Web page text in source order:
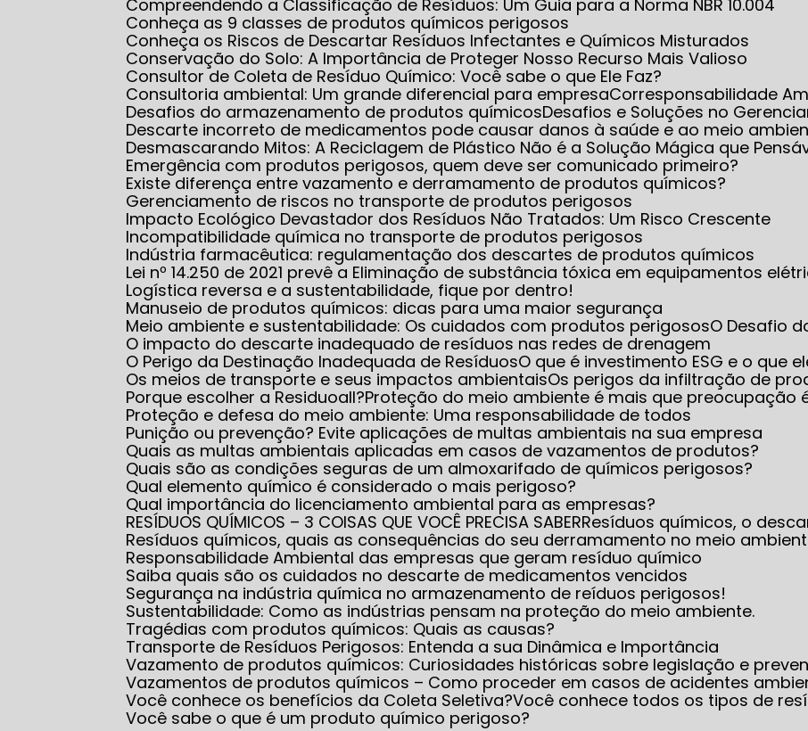
Compreendendo a Classificação de Resíduos: Um Guia para a Norma NBR 10.004
Conheça as 9 classes de produtos químicos perigosos
Conheça os Riscos de Descartar Resíduos Infectantes e Químicos Misturados
Conservação do Solo: A Importância de Proteger Nosso Recurso Mais Valioso
Consultor de Coleta de Resíduo Químico: Você sabe o que Ele Faz?
Consultoria ambiental: Um grande diferencial para empresa
Corresponsabilidade
Desafios do armazenamento de produtos químicos Desafios e Soluções no
Descarte incorreto de medicamentos pode causar danos à saúde e ao meio
Desmascarando Mitos: A Reciclagem de Plástico Não é a Solução Mágica que
Emergência com produtos perigosos, quem deve ser comunicado primeiro?
Existe diferença entre vazamento e derramamento de produtos químicos?
Gerenciamento de riscos no transporte de produtos perigosos
Impacto Ecológico Devastador dos Resíduos Não Tratados: Um Risco Crescente
Incompatibilidade química no transporte de produtos perigosos
Indústria farmacêutica: regulamentação dos descartes de produtos químicos
Lei nº 14.250 de 2021 prevê a Eliminação de substância tóxica em equipamentos
Logística reversa e a sustentabilidade, fique por dentro!
Manuseio de produtos químicos: dicas para uma maior segurança
Meio ambiente e sustentabilidade: Os cuidados com produtos perigosos
O Desafio
O impacto do descarte inadequado de resíduos nas redes de drenagem
O Perigo da Destinação Inadequada de Resíduos
O que é investimento ESG e o que
Os meios de transporte e seus impactos ambientais
Os perigos da infiltração de
Porque escolher a Residuoall? Proteção do meio ambiente é mais que preocupação
Proteção e defesa do meio ambiente: Uma responsabilidade de todos
Punição ou prevenção? Evite aplicações de multas ambientais na sua empresa
Quais as multas ambientais aplicadas em casos de vazamentos de produtos?
Quais são as condições seguras de um almoxarifado de químicos perigosos?
Qual elemento químico é considerado o mais perigoso?
Qual importância do licenciamento ambiental para as empresas?
RESÍDUOS QUÍMICOS – 3 COISAS QUE VOCÊ PRECISA SABER Resíduos químicos, o
Resíduos químicos, quais as consequências do seu derramamento no meio
Responsabilidade Ambiental das empresas que geram resíduo químico
Saiba quais são os cuidados no descarte de medicamentos vencidos
Segurança na indústria química no armazenamento de reíduos perigosos!
Sustentabilidade: Como as indústrias pensam na proteção do meio ambiente.
Tragédias com produtos químicos: Quais as causas?
Transporte de Resíduos Perigosos: Entenda a sua Dinâmica e Importância
Vazamento de produtos químicos: Curiosidades históricas sobre legislação e
Vazamentos de produtos químicos – Como proceder em casos de acidentes
Você conhece os benefícios da Coleta Seletiva? Você conhece todos os tipos de
Você sabe o que é um produto químico perigoso?